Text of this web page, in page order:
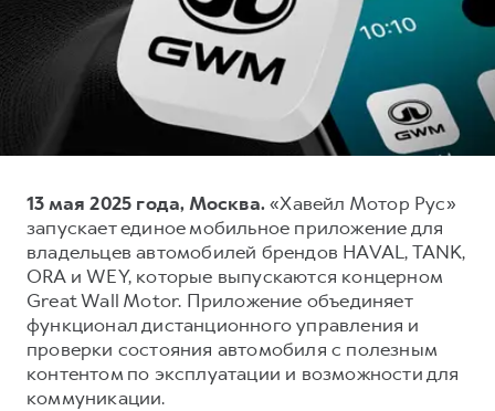
от 4 799 000 ₽
Тест-драйв
Трейд-ин
КРЕДИТ И СТРАХОВАНИЕ
Страхование
Кредит
КОРПОРАТИВНЫМ КЛИЕНТАМ
Для малого бизнеса
Корпоративным клиентам
СЕРВИСНОЕ ОБСЛУЖИВАНИЕ
Нулевое ТО
Программа «Помощь на дороге»
Регламенты технического обслуживания
GWM Безопасность
Гарантия HAVAL
Мобильное приложение GWM
Программа «HAVAL Защита+»
О дилере
Наша команда
13 мая 2025 года, Москва.«Хавейл Мотор Рус»
запускает единое мобильное приложение для
владельцев автомобилей брендов HAVAL, TANK,
ORA и WEY, которые выпускаются концерном
Great Wall Motor. Приложение объединяет
функционал дистанционного управления и
проверки состояния автомобиля с полезным
контентом по эксплуатации и возможности для
коммуникации.